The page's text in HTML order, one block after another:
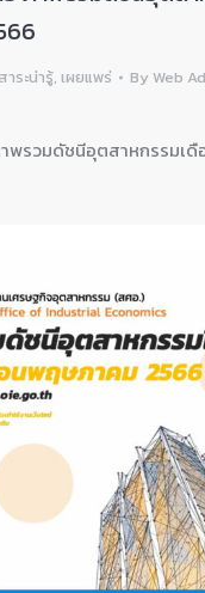
สาระน่ารู้, เผยแพร่ By Web
พรวมดัชนีอุตสาหกรรมเ